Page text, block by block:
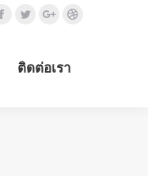
Facebook
TwitterGoogle+Dribbble
ติดต่อเรา